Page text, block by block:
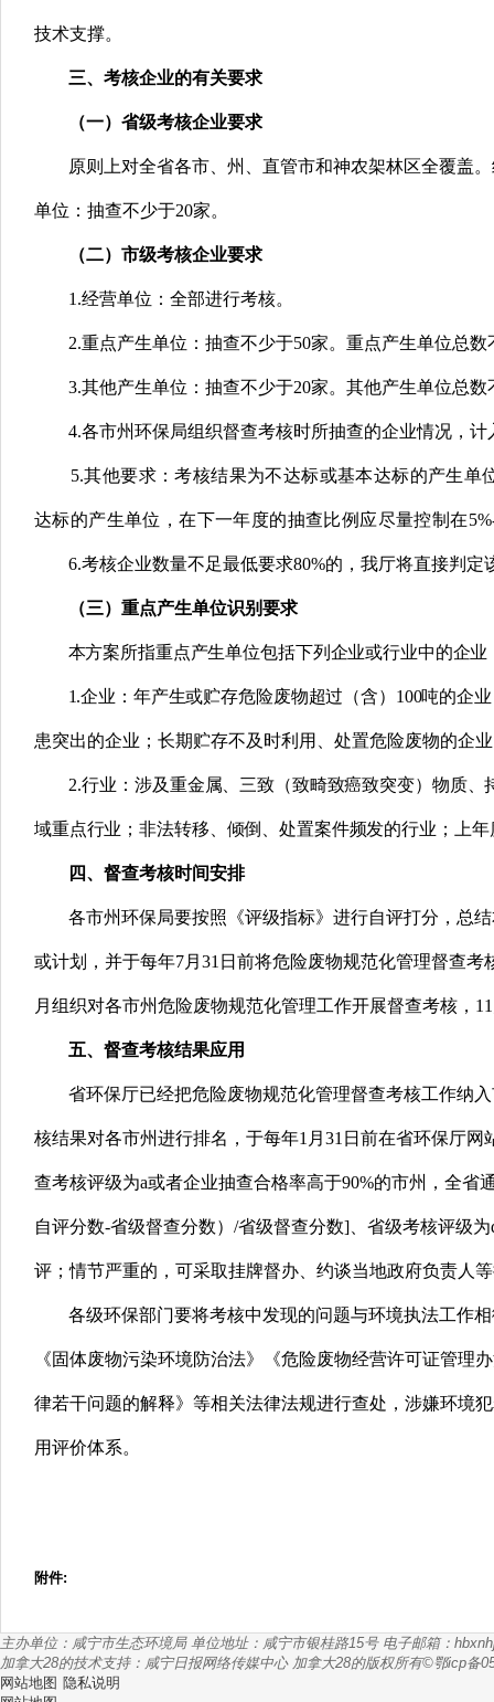
技术支撑。
三、考核企业的有关要求
（一）省级考核企业要求
原则上对全省各市、州、直管市和神农架林区全覆盖
单位：抽查不少于20家。
（二）市级考核企业要求
1.经营单位：全部进行考核。
2.重点产生单位：抽查不少于50家。重点产生单位总
3.其他产生单位：抽查不少于20家。其他产生单位总
4.各市州环保局组织督查考核时所抽查的企业情况，计
5.其他要求：考核结果为不达标或基本达标的产生
达标的产生单位，在下一年度的抽查比例应尽量控制在
6.考核企业数量不足最低要求80%的，我厅将直接判定
（三）重点产生单位识别要求
本方案所指重点产生单位包括下列企业或行业中的企业
1.企业：年产生或贮存危险废物超过（含）100吨的企
患突出的企业；长期贮存不及时利用、处置危险废物的企
2.行业：涉及重金属、三致（致畸致癌致突变）物质
域重点行业；非法转移、倾倒、处置案件频发的行业；上
四、督查考核时间安排
各市州环保局要按照《评级指标》进行自评打分，总
或计划，并于每年7月31日前将危险废物规范化管理督查
月组织对各市州危险废物规范化管理工作开展督查考核，
五、督查考核结果应用
省环保厅已经把危险废物规范化管理督查考核工作纳
核结果对各市州进行排名，于每年1月31日前在省环保厅
查考核评级为a或者企业抽查合格率高于90%的市州，全
自评分数-省级督查分数）/省级督查分数]、省级考核评级
评；情节严重的，可采取挂牌督办、约谈当地政府负责人
各级环保部门要将考核中发现的问题与环境执法工作
《固体废物污染环境防治法》《危险废物经营许可证管
律若干问题的解释》等相关法律法规进行查处，涉嫌环境
用评价体系。
附件:
主办单位：咸宁市生态环境局 单位地址：咸宁市银桂路15号 电子邮箱：
加拿大28的技术支持：咸宁日报网络传媒中心 加拿大28的版权所有©鄂icp备
网站地图 隐私说明